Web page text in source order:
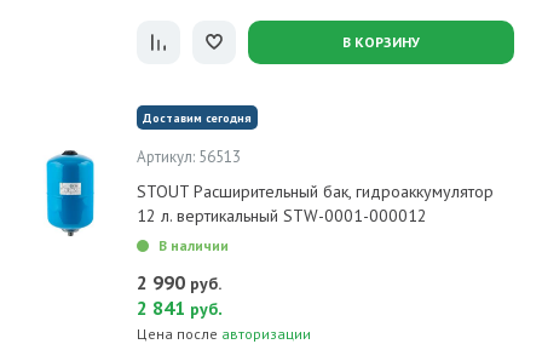
В КОРЗИНУ
Доставим сегодня
Артикул: 56513
STOUT Расширительный бак, гидроаккумулятор
12 л. вертикальный STW-0001-000012
В наличии
2 990 руб.
2 841 руб.
Цена после авторизации